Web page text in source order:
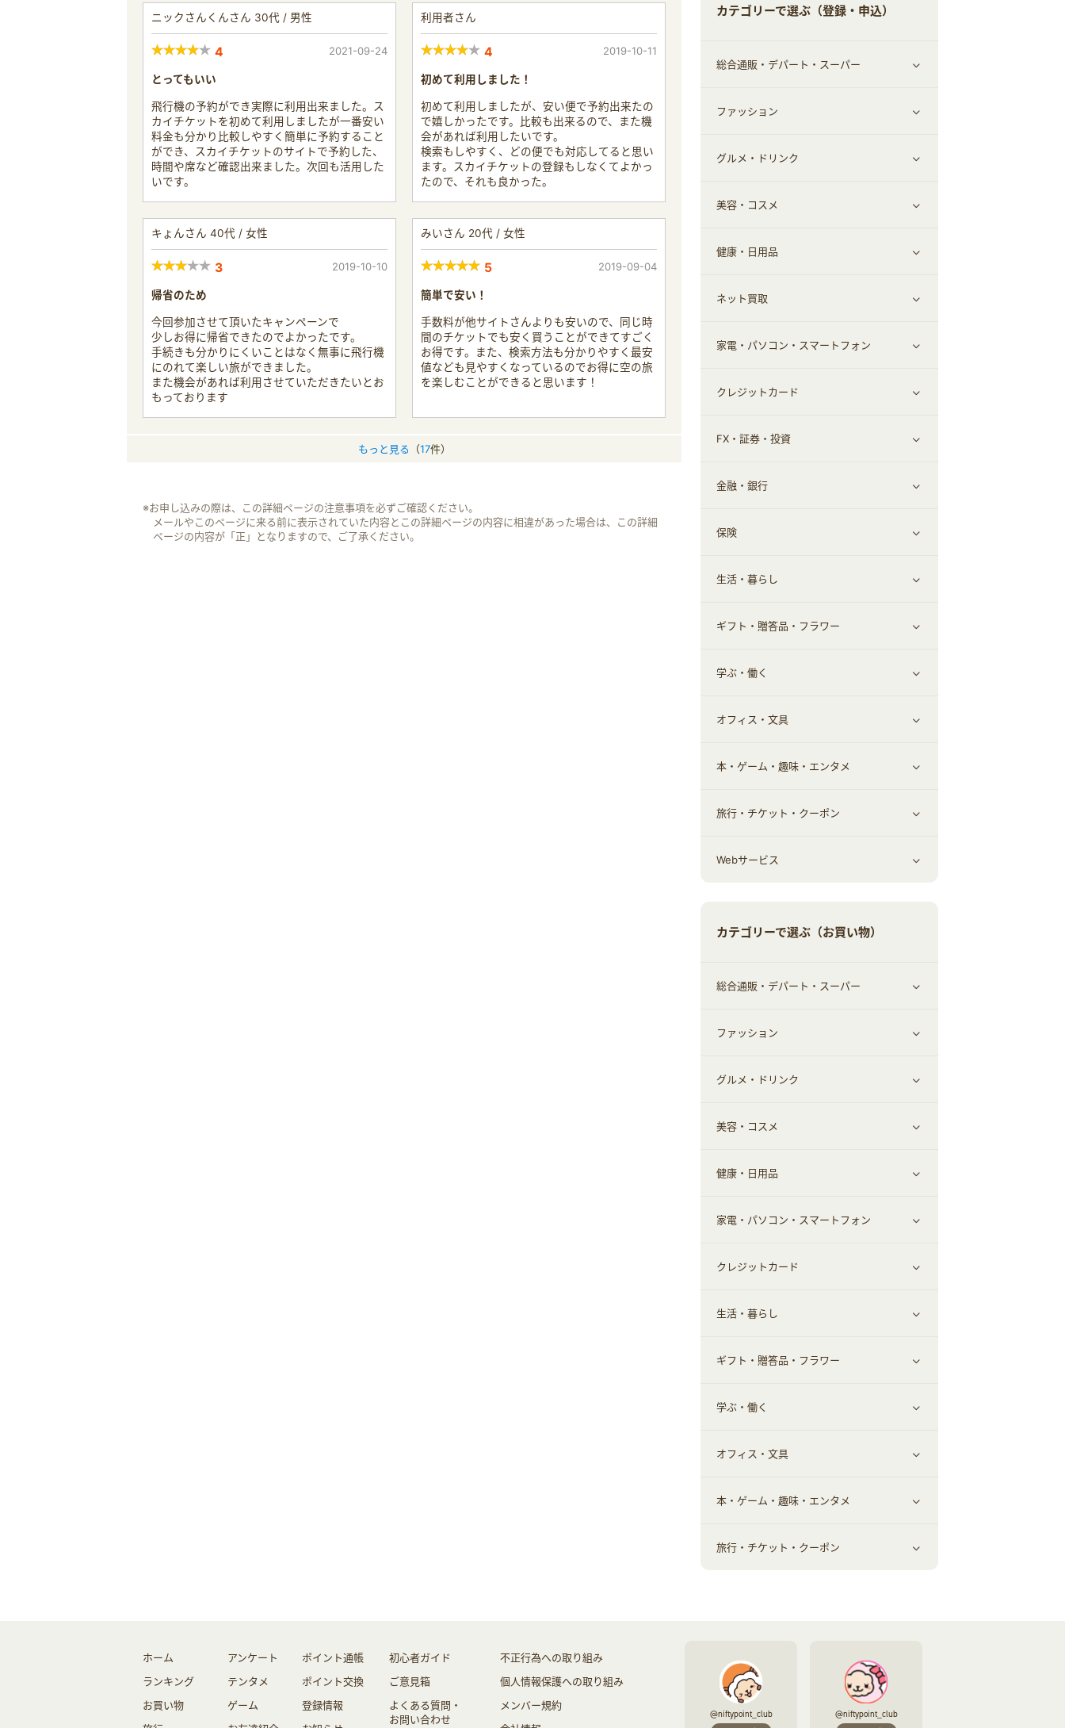
ニックさんくんさん 30代 / 男性
4 2021-09-24
とってもいい
飛行機の予約ができ実際に利用出来ました。ス
カイチケットを初めて利用しましたが一番安い
料金も分かり比較しやすく簡単に予約すること
ができ、スカイチケットのサイトで予約した、
時間や席など確認出来ました。次回も活用した
いです。
利用者さん
4 2019-10-11
初めて利用しました！
初めて利用しましたが、安い便で予約出来たの
で嬉しかったです。比較も出来るので、また機
会があれば利用したいです。
検索もしやすく、どの便でも対応してると思い
ます。スカイチケットの登録もしなくてよかっ
たので、それも良かった。
キょんさん 40代 / 女性
3 2019-10-10
帰省のため
今回参加させて頂いたキャンペーンで
少しお得に帰省できたのでよかったです。
手続きも分かりにくいことはなく無事に飛行機
にのれて楽しい旅ができました。
また機会があれば利用させていただきたいとお
もっております
みいさん 20代 / 女性
5 2019-09-04
簡単で安い！
手数料が他サイトさんよりも安いので、同じ時
間のチケットでも安く買うことができてすごく
お得です。また、検索方法も分かりやすく最安
値なども見やすくなっているのでお得に空の旅
を楽しむことができると思います！
もっと見る （17件）
※お申し込みの際は、この詳細ページの注意事項を必ずご確認ください。
メールやこのページに来る前に表示されていた内容とこの詳細ページの内容に相違があった場合は、この詳細
ページの内容が「正」となりますので、ご了承ください。
カテゴリーで選ぶ（登録・申込）
総合通販・デパート・スーパー
すべて見る
総合通販
ファッション
すべて見る
ファッション
インナー・下着
スーツ・フォーマル
グルメ・ドリンク
すべて見る
グルメ
お酒
食材宅配
ウォーターサーバー
美容・コスメ
すべて見る
ヘアケア
エステ・サロン
メンズ美容
健康・日用品
すべて見る
スポーツ・フィットネス
日用品・薬局・からだ
ネット買取
すべて見る
ネット買取
家電・パソコン・スマートフォン
すべて見る
家電・パソコン・ソフトウェア
通信・レンタルサーバー
スマホ・携帯電話・SIM
定額制有料コンテンツ
クレジットカード
すべて見る
クレジットカード
FX・証券・投資
すべて見る
証券
仮想通貨
その他投資
金融・銀行
銀行・ネット銀行
キャッシング・ローン
その他金融
保険
すべて見る
保険相談・面談
生活・暮らし
すべて見る
住まい・暮らし
不動産
引越し
エコ・エネルギー
車情報・カーシェア・レンタル
ギフト・贈答品・フラワー
すべて見る
ギフト・贈答品
学ぶ・働く
すべて見る
習い事・学習・学校
仕事・転職
オフィス・文具
すべて見る
オフィス・文具
本・ゲーム・趣味・エンタメ
すべて見る
ゲーム・趣味
旅行・チケット・クーポン
すべて見る
Webサービス
カテゴリーで選ぶ（お買い物）
総合通販・デパート・スーパー
すべて見る
総合通販
デパート・スーパー
ファッション
すべて見る
ファッション
インナー・下着
靴・フットウェア
小物・かばん
スーツ・フォーマル
グルメ・ドリンク
すべて見る
グルメ
ドリンク
お酒
食材宅配
美容・コスメ
すべて見る
スキンケア
メイクアップ
ヘアケア
メンズ美容
美容・ダイエット用品
脱毛用品
美容食品
健康・日用品
すべて見る
健康食品｜青汁・飲料
健康食品｜乳酸菌・ケフィア
健康食品｜その他
スポーツ・フィットネス
日用品・薬局・からだ
家電・パソコン・スマートフォン
すべて見る
家電・パソコン・ソフトウェア
スマホ・携帯電話・SIM
クレジットカード
すべて見る
クレジットカード
生活・暮らし
すべて見る
車情報・カーシェア・レンタル
お役立ち
生活雑貨・家具インテリア
赤ちゃん・こども・マタニティ
ギフト・贈答品・フラワー
すべて見る
ギフト・贈答品
フラワー
学ぶ・働く
すべて見る
習い事・学習・学校
オフィス・文具
すべて見る
オフィス・文具
本・ゲーム・趣味・エンタメ
すべて見る
本
旅行・チケット・クーポン
チケット・クーポン・チラシ
ホーム
ランキング
お買い物
アンケート
テンタメ
ゲーム
ポイント通帳
ポイント交換
登録情報
初心者ガイド
ご意見箱
よくある質問・
お問い合わせ
不正行為への取り組み
個人情報保護への取り組み
メンバー規約
@niftypoint_club @niftypoint_club